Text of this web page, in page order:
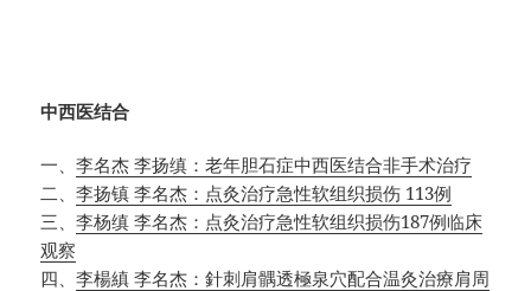
中西医结合
一、李名杰 李扬缜：老年胆石症中西医结合非手术治疗
二、李扬镇 李名杰：点灸治疗急性软组织损伤 113例
三、李杨缜 李名杰：点灸治疗急性软组织损伤187例临床
观察
四、李楊縝 李名杰：針刺肩髃透極泉穴配合温灸治療肩周